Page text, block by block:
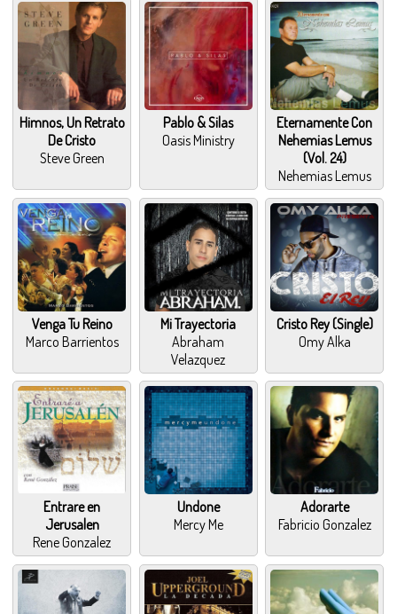
Himnos, Un Retrato
De Cristo
Steve Green
Pablo & Silas
Oasis Ministry
Eternamente Con
Nehemias Lemus
(Vol. 24)
Nehemias Lemus
Venga Tu Reino
Marco Barrientos
Mi Trayectoria
Abraham
Velazquez
Cristo Rey (Single)
Omy Alka
Entrare en
Jerusalen
Rene Gonzalez
Undone
Mercy Me
Adorarte
Fabricio Gonzalez